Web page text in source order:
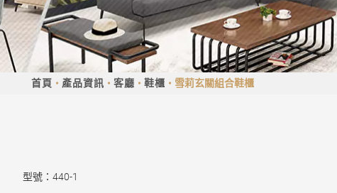
首頁 產品資訊 客廳 鞋櫃 雪莉玄關組合鞋櫃
型號：440-1